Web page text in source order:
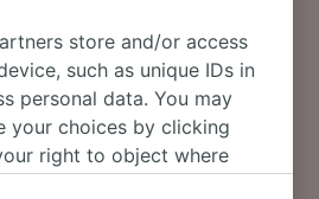
już dziś poszukaj w
biletów kolejowych. Czytaj
informacji na temat podróży
San Lorenzo, w tym nasz
pierwszy i ostatni kurs.
store and/or access
such as unique IDs in
personal data. You may
your choices by clicking
right to object where